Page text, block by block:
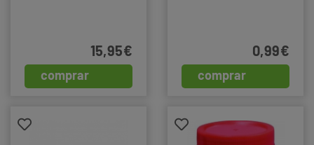
comprar
15,95€
comprar
0,99€